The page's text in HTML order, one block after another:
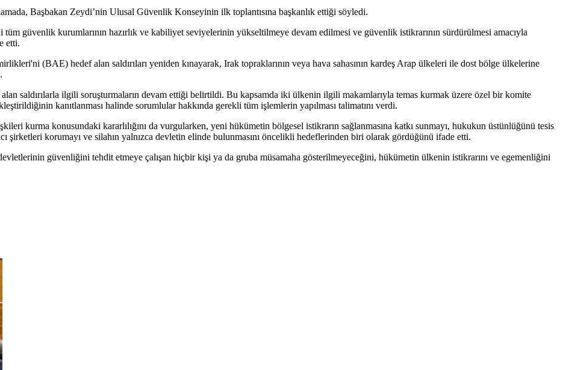
Başbakan Zeydi’nin Ulusal Güvenlik Konseyinin ilk toplantısına başkanlık ettiği söyledi.
güvenlik kurumlarının hazırlık ve kabiliyet seviyelerinin yükseltilmeye devam edilmesi ve güvenlik istikrarının sürdürülmesi amacıyla
etti.
(BAE) hedef alan saldırıları yeniden kınayarak, Irak topraklarının veya hava sahasının kardeş Arap ülkeleri ile dost bölge ülkelerine
saldırılarla ilgili soruşturmaların devam ettiği belirtildi. Bu kapsamda iki ülkenin ilgili makamlarıyla temas kurmak üzere özel bir komite
kanıtlanması halinde sorumlular hakkında gerekli tüm işlemlerin yapılması talimatını verdi.
kurma konusundaki kararlılığını da vurgularken, yeni hükümetin bölgesel istikrarın sağlanmasına katkı sunmayı, hukukun üstünlüğünü tesis
şirketleri korumayı ve silahın yalnızca devletin elinde bulunmasını öncelikli hedeflerinden biri olarak gördüğünü ifade etti.
güvenliğini tehdit etmeye çalışan hiçbir kişi ya da gruba müsamaha gösterilmeyeceğini, hükümetin ülkenin istikrarını ve egemenliğini